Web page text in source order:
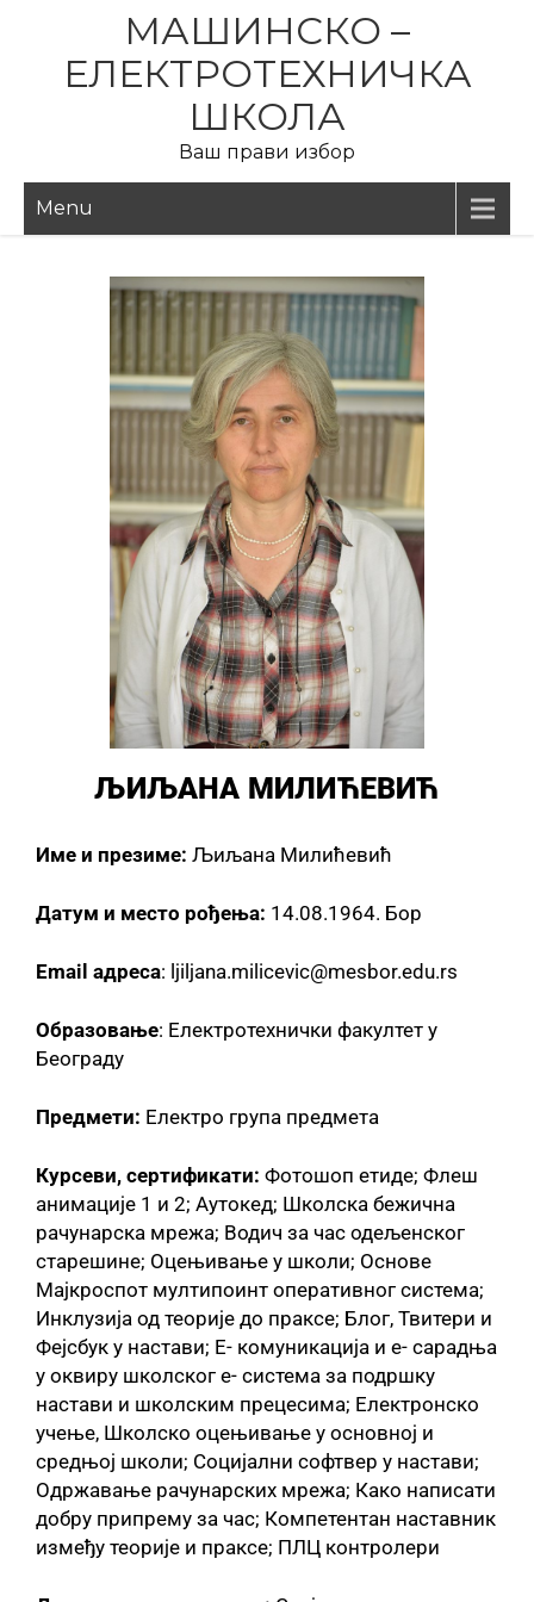
МАШИНСКО –
ЕЛЕКТРОТЕХНИЧКА
ШКОЛА
Ваш прави избор
Menu
ЉИЉАНА МИЛИЋЕВИЋ
Име и презиме: Љиљана Милићевић
Датум и место рођења: 14.08.1964. Бор
Email адреса: ljiljana.milicevic@mesbor.edu.rs
Образовање: Електротехнички факултет у
Београду
Предмети: Електро група предмета
Курсеви, сертификати: Фотошоп етиде; Флеш
анимације 1 и 2; Аутокед; Школска бежична
рачунарска мрежа; Водич за час одељенског
старешине; Оцењивање у школи; Основе
Мајкроспот мултипоинт оперативног система;
Инклузија од теорије до праксе; Блог, Твитери и
Фејсбук у настави; Е- комуникација и е- сарадња
у оквиру школског е- система за подршку
настави и школским прецесима; Електронско
учење, Школско оцењивање у основној и
средњој школи; Социјални софтвер у настави;
Одржавање рачунарских мрежа; Како написати
добру припрему за час; Компетентан наставник
између теорије и праксе; ПЛЦ контролери